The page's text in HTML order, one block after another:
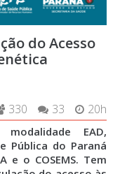
do Acesso
20h
33
330
EAD,
Pública do Paraná
e o COSEMS. Tem